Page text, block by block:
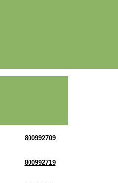
800992709
800992719